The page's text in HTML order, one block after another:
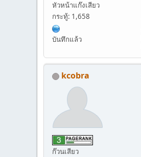
หัวหน้าแก๊งเสียว
กระทู้: 1,658
บันทึกแล้ว
kcobra
ก๊วนเสียว